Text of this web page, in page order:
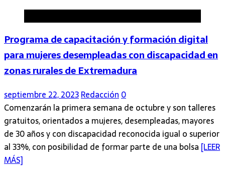
Programa de capacitación y formación digital
para mujeres desempleadas con discapacidad en
zonas rurales de Extremadura
septiembre 22, 2023Redacción 0
Comenzarán la primera semana de octubre y son talleres
gratuitos, orientados a mujeres, desempleadas, mayores
de 30 años y con discapacidad reconocida igual o superior
al 33%, con posibilidad de formar parte de una bolsa [LEER
MÁS]